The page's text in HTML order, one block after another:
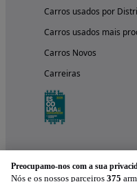
Carros usados por
Carros usados mais
Carros Novos
Carreiras
Preocupamo-nos com a sua
Nós e os nossos parceiros 375